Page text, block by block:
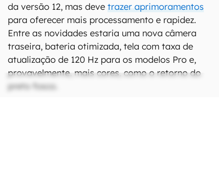
da versão 12, mas deve trazer aprimoramentos
para oferecer mais processamento e rapidez.
Entre as novidades estaria uma nova câmera
traseira, bateria otimizada, tela com taxa de
atualização de 120 Hz para os modelos Pro e,
provavelmente, mais cores, como o retorno do
preto fosco.